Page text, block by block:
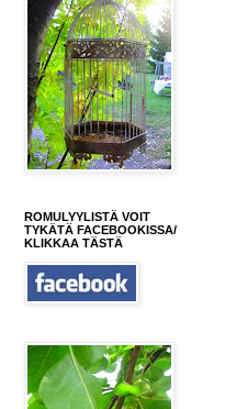
ROMULYYLISTÄ VOIT
TYKÄTÄ FACEBOOKISSA/
KLIKKAA TÄSTÄ